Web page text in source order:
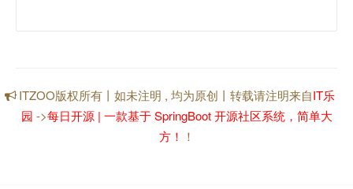
ITZOO版权所有丨如未注明 , 均为原创丨转载请注明来自IT乐
园 ->每日开源 | 一款基于 SpringBoot 开源社区系统，简单大
方！ ！